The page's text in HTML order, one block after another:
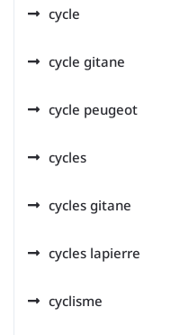
cycle
cycle gitane
cycle peugeot
cycles
cycles gitane
cycles lapierre
cyclisme